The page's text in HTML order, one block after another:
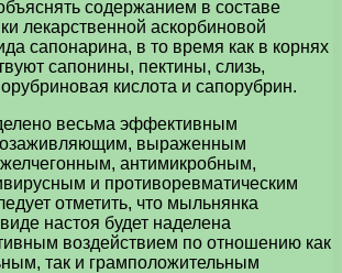
содержанием в составе
лекарственной аскорбиновой
сапонарина, в то время как в корнях
сапонины, пектины, слизь,
кислота и сапорубрин.
весьма эффективным
выраженным
антимикробным,
и противоревматическим
отметить, что мыльнянка
настоя будет наделена
воздействием по отношению как
так и грамположительным